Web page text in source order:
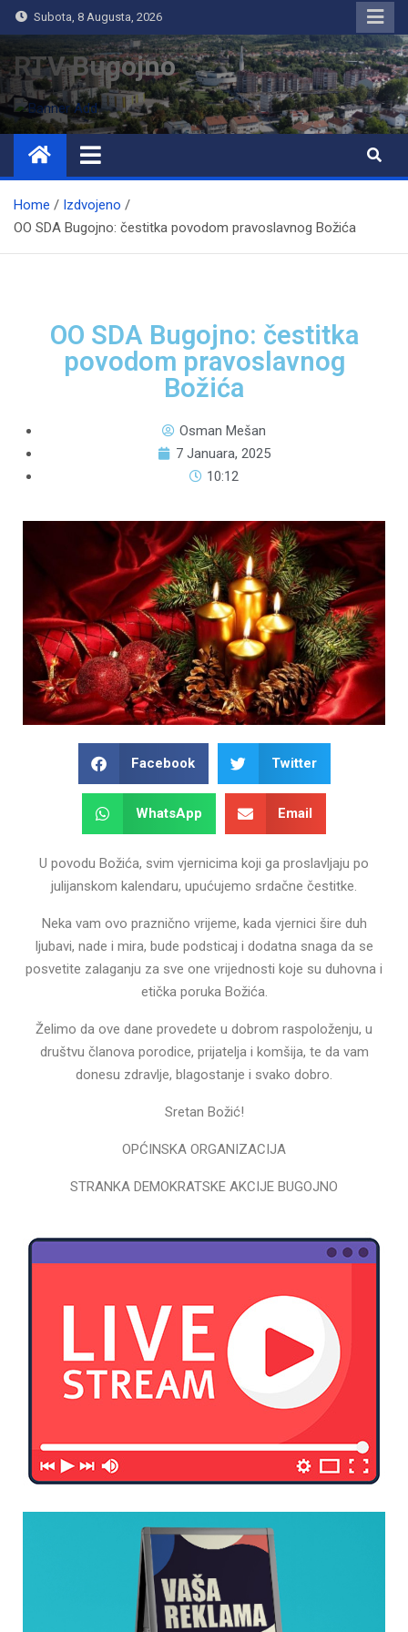
Subota, 8 Augusta, 2026
RTV Bugojno
Home
Izdvojeno
OO SDA Bugojno: čestitka povodom pravoslavnog Božića
OO SDA Bugojno: čestitka
povodom pravoslavnog
Božića
Osman Mešan
7 Januara, 2025
10:12
Facebook Twitter
WhatsApp Email
U povodu Božića, svim vjernicima koji ga proslavljaju po
julijanskom kalendaru, upućujemo srdačne čestitke.
Neka vam ovo praznično vrijeme, kada vjernici šire duh
ljubavi, nade i mira, bude podsticaj i dodatna snaga da se
posvetite zalaganju za sve one vrijednosti koje su duhovna i
etička poruka Božića.
Želimo da ove dane provedete u dobrom raspoloženju, u
društvu članova porodice, prijatelja i komšija, te da vam
donesu zdravlje, blagostanje i svako dobro.
Sretan Božić!
OPĆINSKA ORGANIZACIJA
STRANKA DEMOKRATSKE AKCIJE BUGOJNO